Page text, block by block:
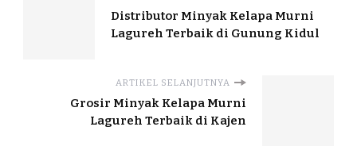
Distributor Minyak Kelapa Murni
Lagureh Terbaik di Gunung Kidul
ARTIKEL SELANJUTNYA
Grosir Minyak Kelapa Murni
Lagureh Terbaik di Kajen